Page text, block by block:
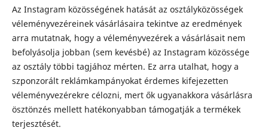
Az Instagram közösségének hatását az osztályközösségek
véleményvezéreinek vásárlásaira tekintve az eredmények
arra mutatnak, hogy a véleményvezérek a vásárlásait nem
befolyásolja jobban (sem kevésbé) az Instagram közössége
az osztály többi tagjához mérten. Ez arra utalhat, hogy a
szponzorált reklámkampányokat érdemes kifejezetten
véleményvezérekre célozni, mert ők ugyanakkora vásárlásra
ösztönzés mellett hatékonyabban támogatják a termékek
terjesztését.